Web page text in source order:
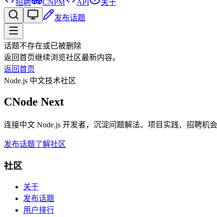
招聘 CNPM API
关于
发布话题
话题不存在或已被删除
返回首页继续浏览社区最新内容。
返回首页
Node.js 中文技术社区
CNode Next
连接中文 Node.js 开发者，沉淀问题解法、项目实践、招聘机会
发布话题了解社区
社区
关于
发布话题
用户排行